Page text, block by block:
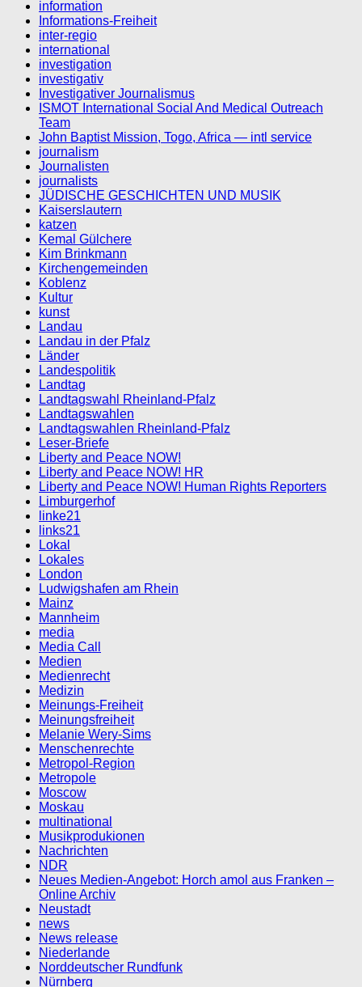
information
Informations-Freiheit
inter-regio
international
investigation
investigativ
Investigativer Journalismus
ISMOT International Social And Medical Outreach
Team
John Baptist Mission, Togo, Africa — intl service
journalism
Journalisten
journalists
JÜDISCHE GESCHICHTEN UND MUSIK
Kaiserslautern
katzen
Kemal Gülchere
Kim Brinkmann
Kirchengemeinden
Koblenz
Kultur
kunst
Landau
Landau in der Pfalz
Länder
Landespolitik
Landtag
Landtagswahl Rheinland-Pfalz
Landtagswahlen
Landtagswahlen Rheinland-Pfalz
Leser-Briefe
Liberty and Peace NOW!
Liberty and Peace NOW! HR
Liberty and Peace NOW! Human Rights Reporters
Limburgerhof
linke21
links21
Lokal
Lokales
London
Ludwigshafen am Rhein
Mainz
Mannheim
media
Media Call
Medien
Medienrecht
Medizin
Meinungs-Freiheit
Meinungsfreiheit
Melanie Wery-Sims
Menschenrechte
Metropol-Region
Metropole
Moscow
Moskau
multinational
Musikprodukionen
Nachrichten
NDR
Neues Medien-Angebot: Horch amol aus Franken –
Online Archiv
Neustadt
news
News release
Niederlande
Norddeutscher Rundfunk
Nürnberg